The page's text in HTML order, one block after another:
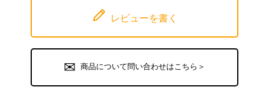
レビューを書く
商品について問い合わせはこちら＞